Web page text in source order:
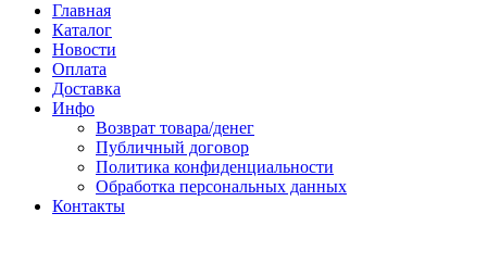
Главная
Каталог
Новости
Оплата
Доставка
Инфо
Возврат товара/денег
Публичный договор
Политика конфиденциальности
Обработка персональных данных
Контакты